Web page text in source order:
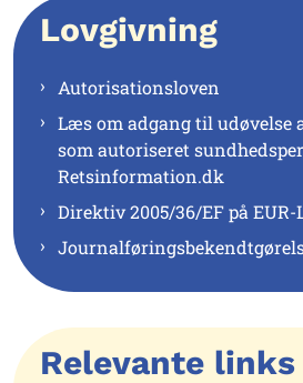
Lovgivning
Autorisationsloven
Læs om adgang til udøvelse
som autoriseret
Retsinformation.dk
Direktiv 2005/36/EF på EUR-
Relevante links